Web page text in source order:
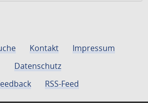
Kontakt
Impressum
Datenschutz
RSS-Feed